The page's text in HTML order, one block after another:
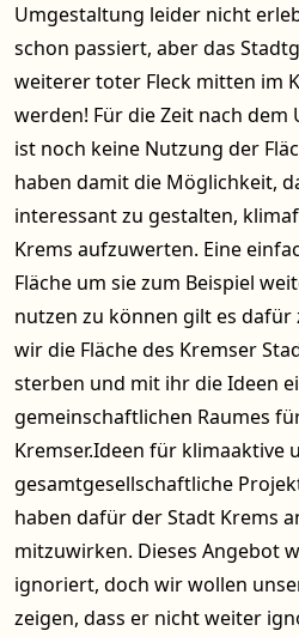
Umgestaltung leider nicht
schon passiert, aber das
weiterer toter Fleck mitten im
werden! Für die Zeit nach dem
ist noch keine Nutzung der
haben damit die Möglichkeit,
interessant zu gestalten,
Krems aufzuwerten. Eine
Fläche um sie zum Beispiel
nutzen zu können gilt es dafür
wir die Fläche des Kremser
sterben und mit ihr die Ideen
gemeinschaftlichen Raumes
Kremser.Ideen für klimaaktive
gesamtgesellschaftliche
haben dafür der Stadt Krems
mitzuwirken. Dieses Angebot
ignoriert, doch wir wollen
zeigen, dass er nicht weiter